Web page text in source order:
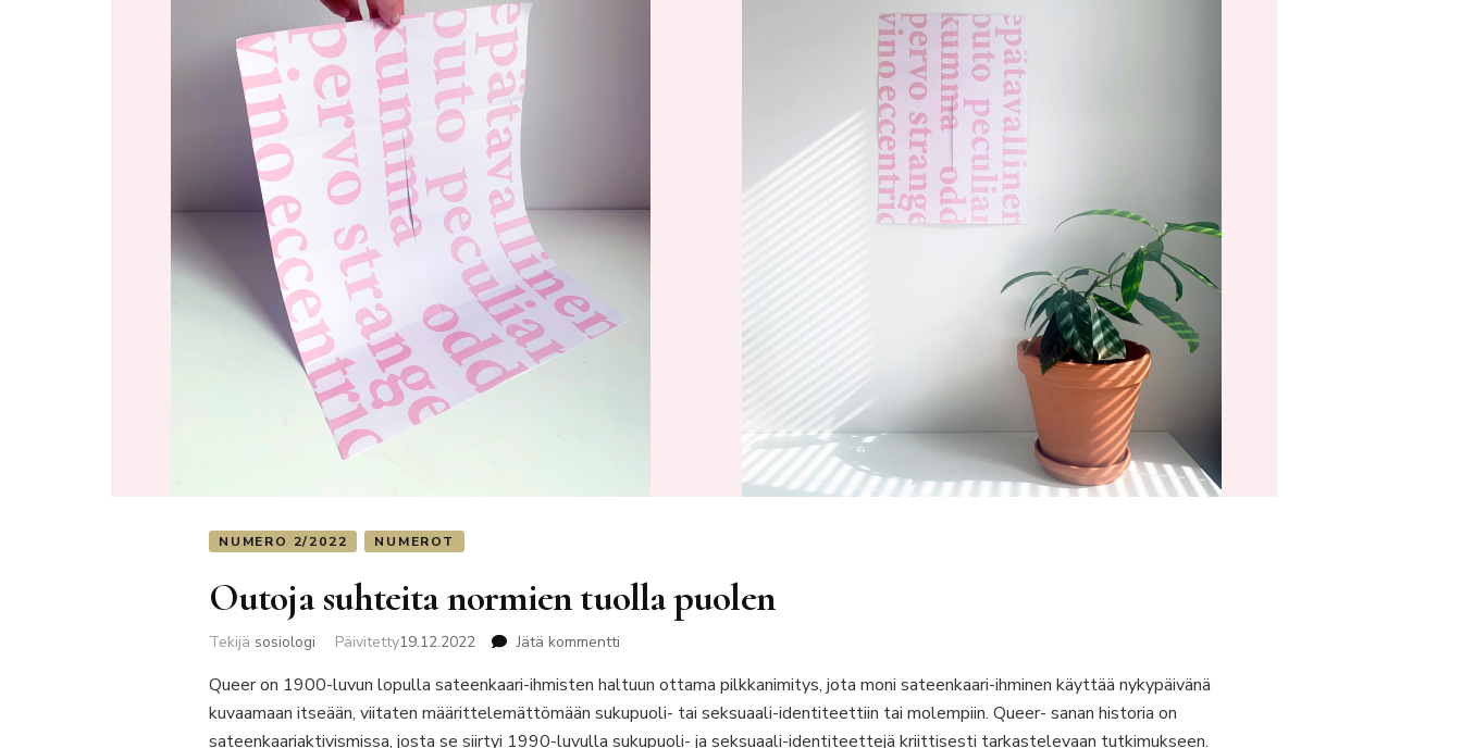
NUMERO 2/2022 NUMEROT
Outoja suhteita normien tuolla puolen
Tekijä sosiologi Päivitetty19.12.2022 Jätä kommentti
suhteita
normien
tuolla
Queer on 1900-luvun lopulla sateenkaari-ihmisten haltuun ottama pilkkanimitys, jota moni sateenkaari-ihminen käyttää nykypäivänä
kuvaamaan itseään, viitaten määrittelemättömään sukupuoli- tai seksuaali-identiteettiin tai molempiin. Queer- sanan historia on
sateenkaariaktivismissa, josta se siirtyi 1990-luvulla sukupuoli- ja seksuaali-identiteettejä kriittisesti tarkastelevaan tutkimukseen.